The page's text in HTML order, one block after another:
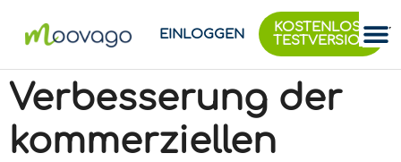
EINLOGGEN
KOSTENLOSE
TESTVERSION
Verbesserung der
kommerziellen